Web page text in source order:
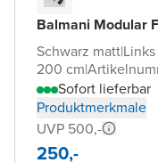
Balmani Modular
Schwarz matt|
200 cm|
Sofort lieferbar
Produktmerkmale
UVP 500,-
250,-